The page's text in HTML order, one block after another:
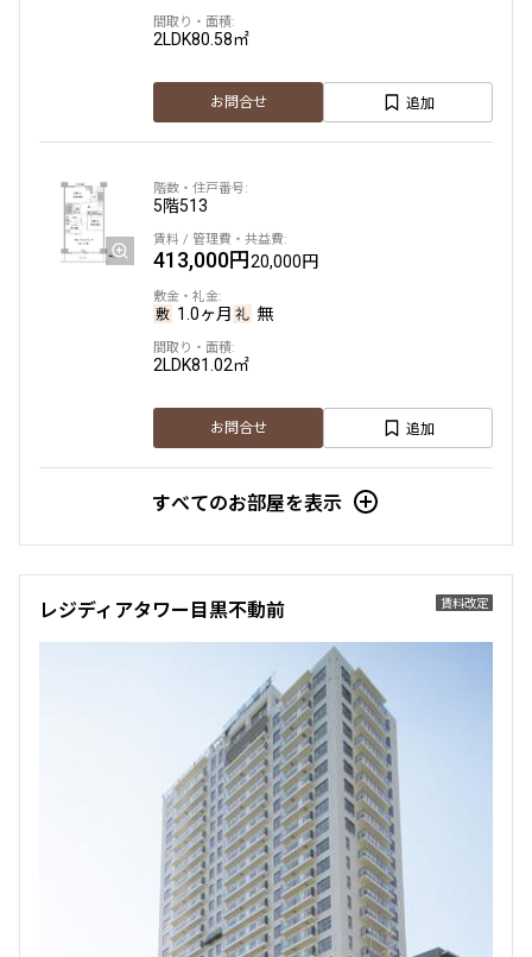
2LDK80.58㎡
お問合せ 追加
5階513
413,000円20,000円
1.0ヶ月 無
2LDK81.02㎡
お問合せ 追加
すべてのお部屋を表示
賃料改定
レジディアタワー目黒不動前